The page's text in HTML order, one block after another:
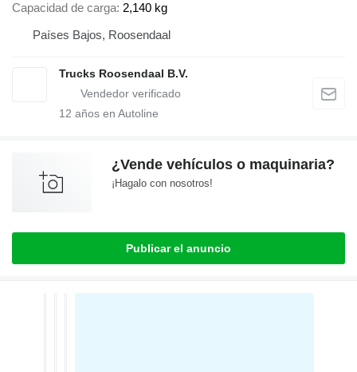
Capacidad de carga 2,140 kg
Países Bajos, Roosendaal
Trucks Roosendaal B.V.
12 años en Autoline
¿Vende vehículos o maquinaria?
¡Hagalo con nosotros!
Publicar el anuncio